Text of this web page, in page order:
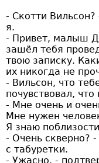
- Скотти
я.
- Привет, малыш
зашёл тебя
твою записку.
их никогда не
- Вильсон, что
почувствовал,
- Мне очень и
Мне нужен
Я знаю
- Очень скверно?
с табуретки.
- Ужасно. -